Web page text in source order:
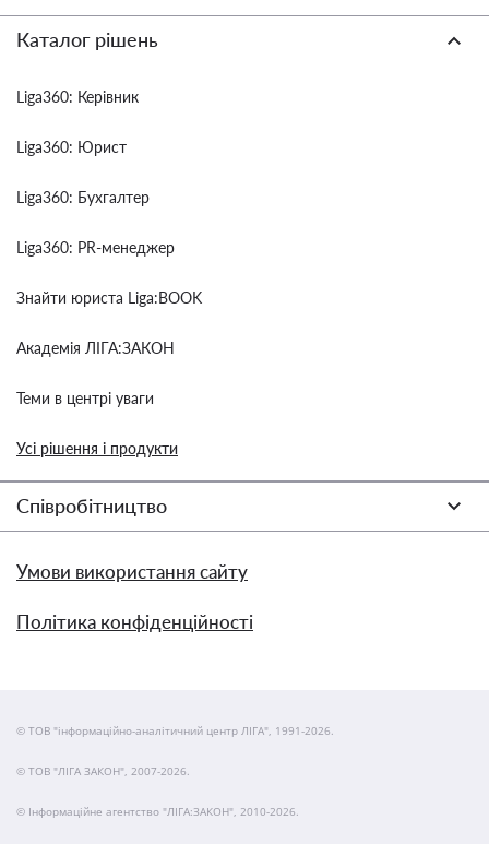
Каталог рішень
Liga360: Керівник
Liga360: Юрист
Liga360: Бухгалтер
Liga360: PR-менеджер
Знайти юриста Liga:BOOK
Академія ЛІГА:ЗАКОН
Теми в центрі уваги
Усі рішення і продукти
Співробітництво
Умови використання сайту
Політика конфіденційності
© ТОВ "інформаційно-аналітичний центр ЛІГА", 1991-2026.
© ТОВ "ЛІГА ЗАКОН", 2007-2026.
© Інформаційне агентство "ЛІГА:ЗАКОН", 2010-2026.